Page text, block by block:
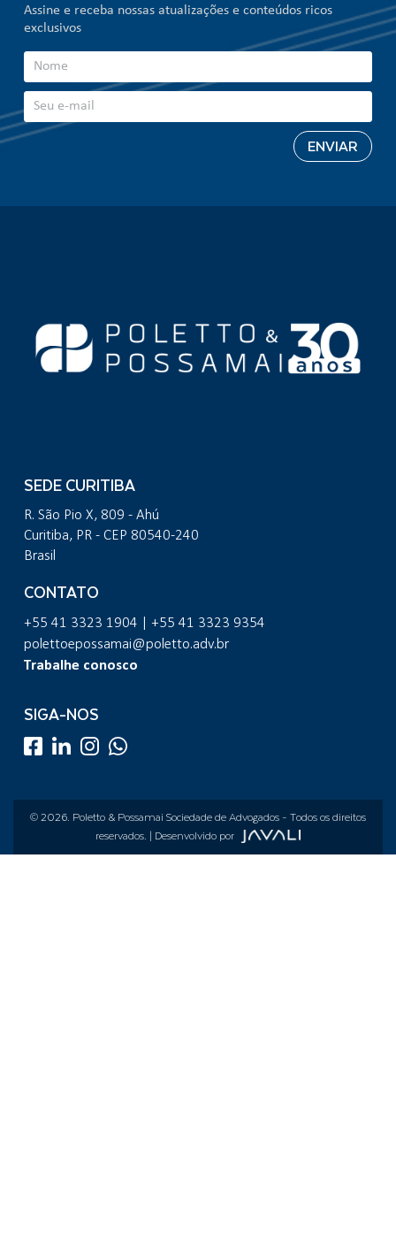
Assine e receba nossas atualizações e conteúdos ricos
exclusivos
SEDE CURITIBA
R. São Pio X, 809 - Ahú
Curitiba, PR - CEP 80540-240
Brasil
CONTATO
+55 41 3323 1904 | +55 41 3323 9354
polettoepossamai@poletto.adv.br
Trabalhe conosco
SIGA-NOS
© 2026. Poletto & Possamai Sociedade de Advogados - Todos os direitos
reservados. | Desenvolvido por